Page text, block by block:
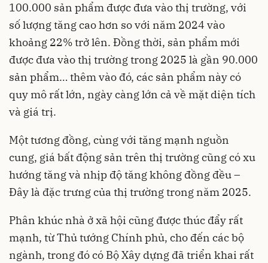
100.000 sản phẩm được đưa vào thị trường, với
số lượng tăng cao hơn so với năm 2024 vào
khoảng 22% trở lên. Đồng thời, sản phẩm mới
được đưa vào thị trường trong 2025 là gần 90.000
sản phẩm… thêm vào đó, các sản phẩm này có
quy mô rất lớn, ngày càng lớn cả về mặt diện tích
và giá trị.
Một tương đồng, cùng với tăng mạnh nguồn
cung, giá bất động sản trên thị trường cũng có xu
hướng tăng và nhịp độ tăng không đồng đều –
Đây là đặc trưng của thị trường trong năm 2025.
Phân khúc nhà ở xã hội cũng được thúc đẩy rất
mạnh, từ Thủ tướng Chính phủ, cho đến các bộ
ngành, trong đó có Bộ Xây dựng đã triển khai rất